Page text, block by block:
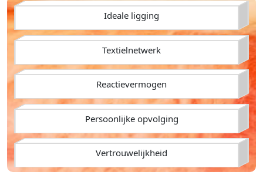
Ideale ligging
Textielnetwerk
Reactievermogen
Persoonlijke opvolging
Vertrouwelijkheid